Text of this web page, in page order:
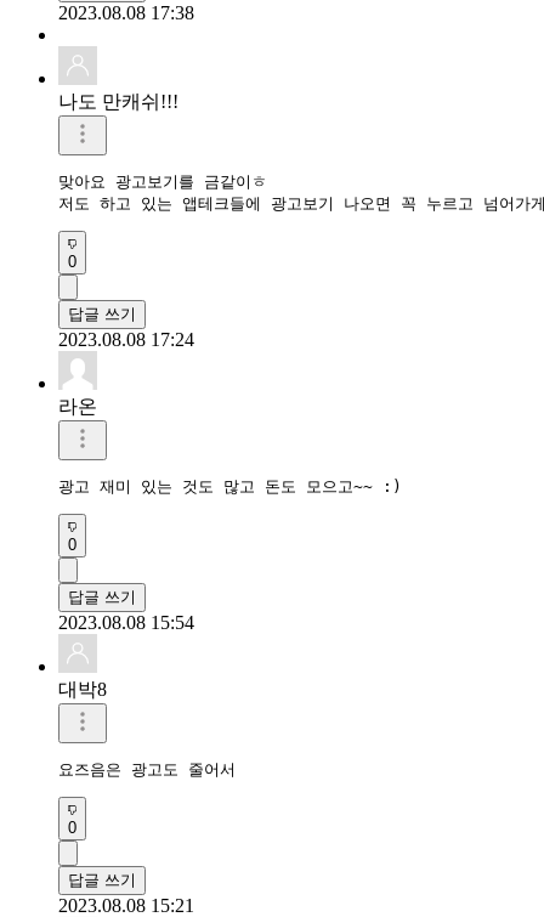
2023.08.08 17:38
나도 만캐쉬!!!
맞아요 광고보기를 금같이ㅎ
저도 하고 있는 앱테크들에 광고보기 나오면 꼭 누르고 넘어가
0
답글 쓰기
2023.08.08 17:24
라온
광고 재미 있는 것도 많고 돈도 모으고~~ :)
0
답글 쓰기
2023.08.08 15:54
대박8
요즈음은 광고도 줄어서
0
답글 쓰기
2023.08.08 15:21